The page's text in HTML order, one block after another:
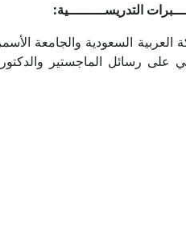
التدريســـــــــية:
السعودية والجامعة